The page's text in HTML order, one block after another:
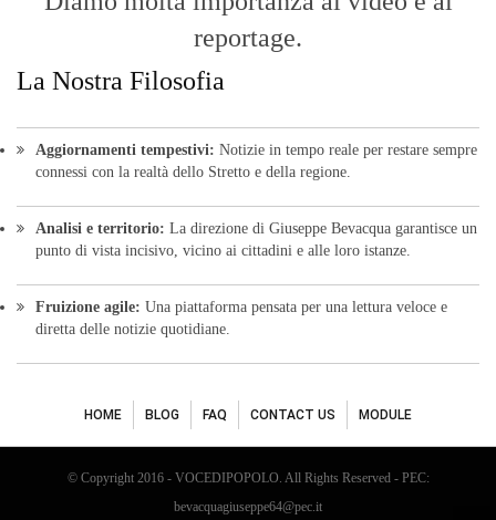
reportage.
La Nostra Filosofia
Aggiornamenti tempestivi: Notizie in tempo reale per restare sempre
connessi con la realtà dello Stretto e della regione.
Analisi e territorio: La direzione di Giuseppe Bevacqua garantisce un
punto di vista incisivo, vicino ai cittadini e alle loro istanze.
Fruizione agile: Una piattaforma pensata per una lettura veloce e
diretta delle notizie quotidiane.
HOME BLOG FAQ CONTACT US MODULE
© Copyright 2016 - VOCEDIPOPOLO. All Rights Reserved - PEC:
bevacquagiuseppe64@pec.it